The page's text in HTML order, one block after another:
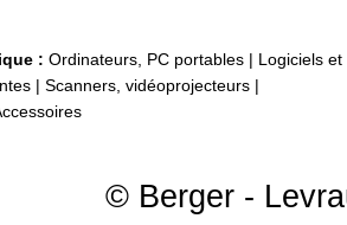
: Ordinateurs, PC portables
Logiciels et
Scanners, vidéoprojecteurs
© Berger -